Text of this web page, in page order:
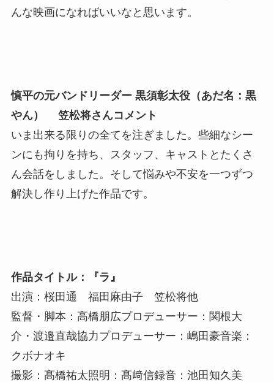
んな映画になればいいなと思います。
慎平の元バンドリーダー 黒須彰太役（あだ名：黒
やん） 笠松将さんコメント
いま出来る限りの全てを注ぎました。些細なシー
ンにも拘りを持ち、スタッフ、キャストとたくさ
ん会話をしました。そして悩みや不安を一つずつ
解決し作り上げた作品です。
作品タイトル：『ラ』
出演：桜田通 福田麻由子 笠松将他
監督・脚本：高橋朋広プロデューサー：関根大
介・渡邉直哉協力プロデューサー：嶋田豪音楽：
クボナオキ
撮影：髙橋祐太照明：髙﨑信録音：池田知久美